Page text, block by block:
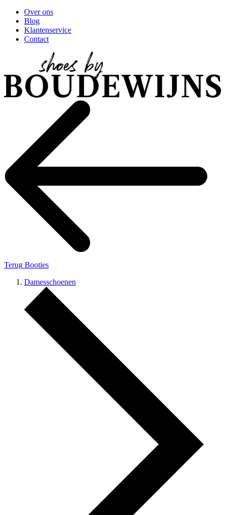
Over ons
Blog
Klantenservice
Contact
Terug Booties
Damesschoenen